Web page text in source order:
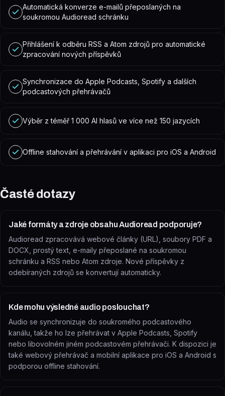
Automatická konverze e-mailů přeposlaných na
soukromou Audioread schránku
Přihlášení k odběru RSS a Atom zdrojů pro automatické
zpracování nových příspěvků
Synchronizace do Apple Podcasts, Spotify a dalších
podcastových přehrávačů
Výběr z téměř 1 000 AI hlasů ve více než 150 jazycích
Offline stahování a přehrávání v aplikaci pro iOS a Android
Časté dotazy
Jaké formáty a zdroje obsahu Audioread podporuje?
Audioread zpracovává webové články (URL), soubory PDF a
DOCX, prostý text, e-maily přeposlané na soukromou
schránku a RSS nebo Atom zdroje. Nové příspěvky z
odebíraných zdrojů se konvertují automaticky.
Kde mohu výsledné audio poslouchat?
Audio se synchronizuje do soukromého podcastového
kanálu, takže ho lze přehrávat v Apple Podcasts, Spotify
nebo libovolném jiném podcastovém přehrávači. K dispozici je
také webový přehrávač a mobilní aplikace pro iOS a Android s
podporou offline stahování.